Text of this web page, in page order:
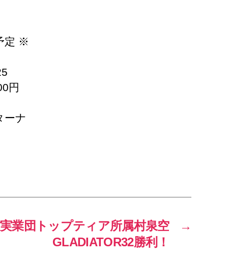
定 ※
円
ーナ
→
業団トップティア所属村泉空
GLADIATOR32勝利！